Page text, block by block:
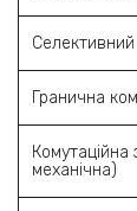
Гранична
Комутаційна
механічна)